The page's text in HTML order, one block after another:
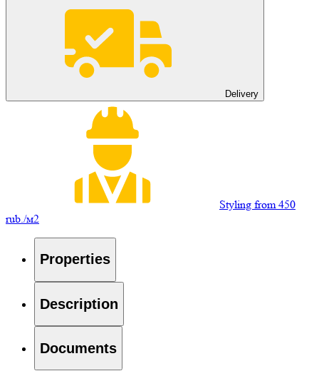
Delivery
Styling from 450
rub./м2
Properties
Description
Documents